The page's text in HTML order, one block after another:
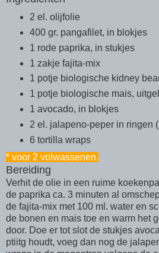
2 el. olijfolie
400 gr. pangafilet, in blokjes
1 rode paprika, in stukjes
1 zakje fajita-mix
1 potje biologische kidney
1 potje biologische mais,
1 avocado, in blokjes
2 el. jalapeno-peper in ringen
6 tortilla wraps
* voor 2 volwassenen.
Bereiding
Verhit de olie in een ruime
de paprika ca. 3 minuten al
de fajita-mix met 100 ml. water en
de bonen en mais toe en warm het
door. Doe er tot slot de stukjes
ptiitg houdt, voeg dan nog de